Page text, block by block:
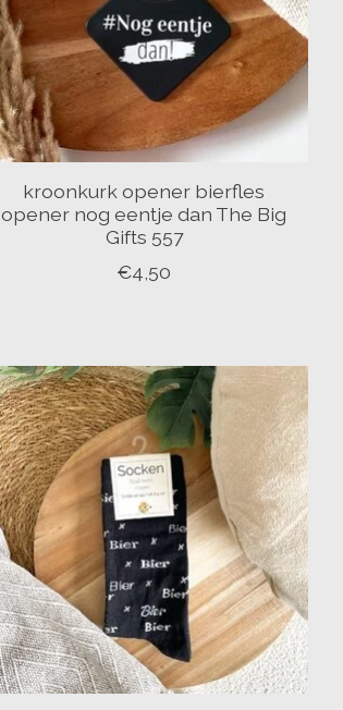
kroonkurk opener bierfles
opener nog eentje dan The Big
Gifts 557
€4,50